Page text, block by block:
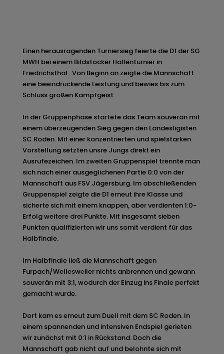
Einen herausragenden Turniersieg feierte die D1 der SG
MWH bei einem Bildstocker Hallenturnier in
Friedrichsthal . Von Beginn an zeigte die Mannschaft
eine beeindruckende Leistung und bewies bis zum
Schluss großen Kampfgeist.
In der Gruppenphase startete das Team souverän mit
einem überzeugenden Sieg gegen den Landesligisten
SC Roden. Mit einer konzentrierten und spielstarken
Vorstellung setzten unsre Jungs direkt ein
Ausrufezeichen. Im zweiten Gruppenspiel trennte man
sich nach einer ausgeglichenen Partie 0:0 von der
Mannschaft aus FSV Jägersburg. Im abschließenden
Gruppenspiel zeigte die D1 erneut ihre Klasse und
sicherte sich mit einem knappen, aber verdienten 1:0-
Erfolg weitere drei Punkte. Mit insgesamt sieben
Punkten qualifizierten wir uns somit verdient für das
Halbfinale.
Im Halbfinale ließ die Mannschaft gegen
Furpach/Wellesweiler nichts anbrennen und gewann
souverän mit 3:1, wodurch der Einzug ins Finale perfekt
gemacht wurde.
Dort kam es erneut zum Duell mit dem SC Roden. In
einem spannenden und intensiven Endspiel gerieten
wir zunächst mit 0:1 in Rückstand. Doch die
Mannschaft gab nicht auf und belohnte sich mit